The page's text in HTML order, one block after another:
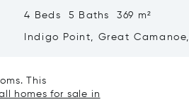
4 Beds 5 Baths 369 m²
Indigo Point, Great Camanoe,
This
homes for sale in